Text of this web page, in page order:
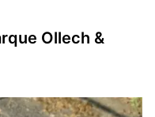
specs 1000m et
Ollech &